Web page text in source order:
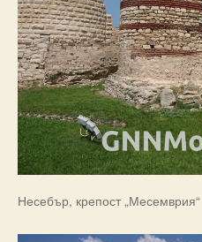
Несебър, крепост „Месемврия“